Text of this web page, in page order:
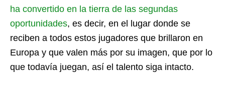
ha convertido en la tierra de las segundas
oportunidades, es decir, en el lugar donde se
reciben a todos estos jugadores que brillaron en
Europa y que valen más por su imagen, que por lo
que todavía juegan, así el talento siga intacto.